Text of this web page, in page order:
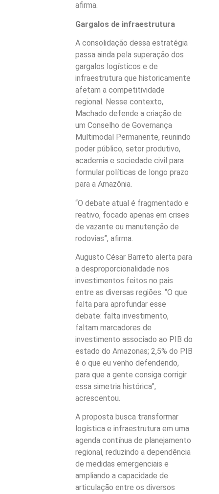
afirma.
Gargalos de infraestrutura
A consolidação dessa estratégia
passa ainda pela superação dos
gargalos logísticos e de
infraestrutura que historicamente
afetam a competitividade
regional. Nesse contexto,
Machado defende a criação de
um Conselho de Governança
Multimodal Permanente, reunindo
poder público, setor produtivo,
academia e sociedade civil para
formular políticas de longo prazo
para a Amazônia.
“O debate atual é fragmentado e
reativo, focado apenas em crises
de vazante ou manutenção de
rodovias”, afirma.
Augusto César Barreto alerta para
a desproporcionalidade nos
investimentos feitos no pais
entre as diversas regiões. “O que
falta para aprofundar esse
debate: falta investimento,
faltam marcadores de
investimento associado ao PIB do
estado do Amazonas; 2,5% do PIB
é o que eu venho defendendo,
para que a gente consiga corrigir
essa simetria histórica”,
acrescentou.
A proposta busca transformar
logística e infraestrutura em uma
agenda contínua de planejamento
regional, reduzindo a dependência
de medidas emergenciais e
ampliando a capacidade de
articulação entre os diversos